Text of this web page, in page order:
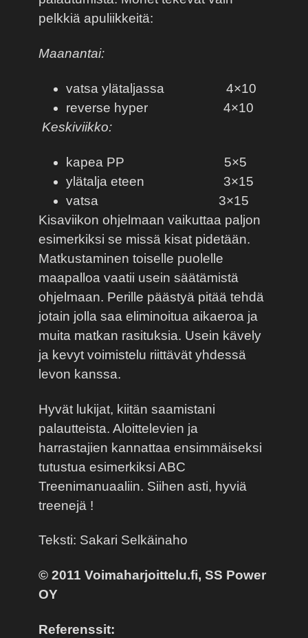
pelkkiä apuliikkeitä:
Maanantai:
vatsa ylätaljassa
4×10
reverse hyper
4×10
Keskiviikko:
kapea PP
5×5
ylätalja eteen
3×15
vatsa
3×15
Kisaviikon ohjelmaan vaikuttaa paljon
esimerkiksi se missä kisat pidetään.
Matkustaminen toiselle puolelle
maapalloa vaatii usein säätämistä
ohjelmaan. Perille päästyä pitää tehdä
jotain jolla saa eliminoitua aikaeroa ja
muita matkan rasituksia. Usein kävely
ja kevyt voimistelu riittävät yhdessä
levon kanssa.
Hyvät lukijat, kiitän saamistani
palautteista. Aloittelevien ja
harrastajien kannattaa ensimmäiseksi
tutustua esimerkiksi ABC
Treenimanuaaliin. Siihen asti, hyviä
treenejä !
Teksti: Sakari Selkäinaho
© 2011 Voimaharjoittelu.fi, SS Power
OY
Referenssit: